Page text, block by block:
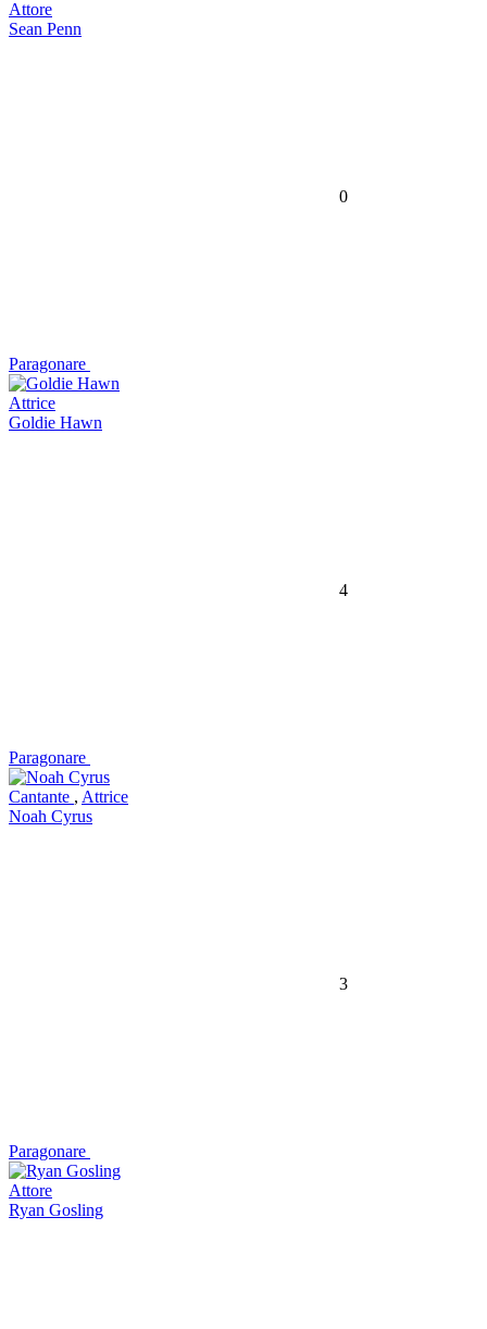
Attore
Sean Penn
0
Paragonare
Attrice
Goldie Hawn
4
Paragonare
Cantante , Attrice
Noah Cyrus
3
Paragonare
Attore
Ryan Gosling